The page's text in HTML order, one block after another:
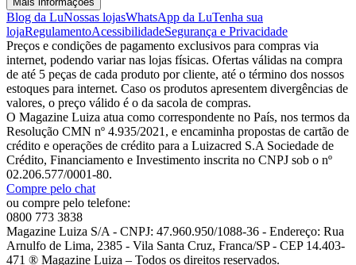
Blog da LuNossas lojasWhatsApp da LuTenha sua
lojaRegulamentoAcessibilidadeSegurança e Privacidade
Preços e condições de pagamento exclusivos para compras via
internet, podendo variar nas lojas físicas. Ofertas válidas na compra
de até 5 peças de cada produto por cliente, até o término dos nossos
estoques para internet. Caso os produtos apresentem divergências de
valores, o preço válido é o da sacola de compras.
O Magazine Luiza atua como correspondente no País, nos termos da
Resolução CMN nº 4.935/2021, e encaminha propostas de cartão de
crédito e operações de crédito para a Luizacred S.A Sociedade de
Crédito, Financiamento e Investimento inscrita no CNPJ sob o nº
02.206.577/0001-80.
Compre pelo chat
ou compre pelo telefone:
0800 773 3838
Magazine Luiza S/A - CNPJ: 47.960.950/1088-36 - Endereço: Rua
Arnulfo de Lima, 2385 - Vila Santa Cruz, Franca/SP - CEP 14.403-
471 ® Magazine Luiza – Todos os direitos reservados.